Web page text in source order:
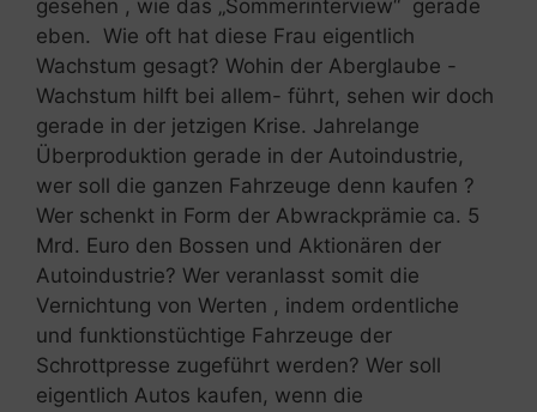
gesehen , wie das „Sommerinterview“ gerade
eben. Wie oft hat diese Frau eigentlich
Wachstum gesagt? Wohin der Aberglaube -
Wachstum hilft bei allem- führt, sehen wir doch
gerade in der jetzigen Krise. Jahrelange
Überproduktion gerade in der Autoindustrie,
wer soll die ganzen Fahrzeuge denn kaufen ?
Wer schenkt in Form der Abwrackprämie ca. 5
Mrd. Euro den Bossen und Aktionären der
Autoindustrie? Wer veranlasst somit die
Vernichtung von Werten , indem ordentliche
und funktionstüchtige Fahrzeuge der
Schrottpresse zugeführt werden? Wer soll
eigentlich Autos kaufen, wenn die